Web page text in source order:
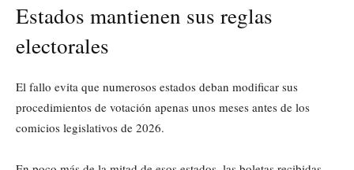
Estados mantienen sus reglas
electorales
El fallo evita que numerosos estados deban modificar sus
procedimientos de votación apenas unos meses antes de los
comicios legislativos de 2026.